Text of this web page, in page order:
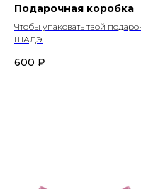
Подарочная коробка
Чтобы упаковать твой
ШАДЭ
600 ₽